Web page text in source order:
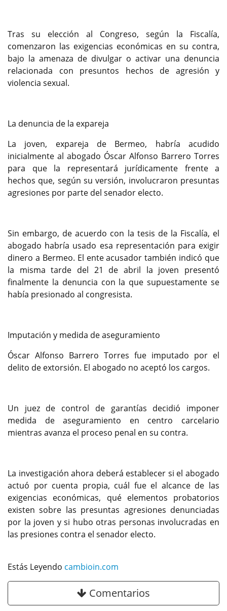
Tras su elección al Congreso, según la Fiscalía,
comenzaron las exigencias económicas en su contra,
bajo la amenaza de divulgar o activar una denuncia
relacionada con presuntos hechos de agresión y
violencia sexual.
La denuncia de la expareja
La joven, expareja de Bermeo, habría acudido
inicialmente al abogado Óscar Alfonso Barrero Torres
para que la representará jurídicamente frente a
hechos que, según su versión, involucraron presuntas
agresiones por parte del senador electo.
Sin embargo, de acuerdo con la tesis de la Fiscalía, el
abogado habría usado esa representación para exigir
dinero a Bermeo. El ente acusador también indicó que
la misma tarde del 21 de abril la joven presentó
finalmente la denuncia con la que supuestamente se
había presionado al congresista.
Imputación y medida de aseguramiento
Óscar Alfonso Barrero Torres fue imputado por el
delito de extorsión. El abogado no aceptó los cargos.
Un juez de control de garantías decidió imponer
medida de aseguramiento en centro carcelario
mientras avanza el proceso penal en su contra.
La investigación ahora deberá establecer si el abogado
actuó por cuenta propia, cuál fue el alcance de las
exigencias económicas, qué elementos probatorios
existen sobre las presuntas agresiones denunciadas
por la joven y si hubo otras personas involucradas en
las presiones contra el senador electo.
Estás Leyendo cambioin.com
Comentarios